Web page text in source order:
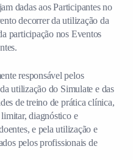
dadas aos Participantes no
decorrer da utilização da
participação nos Eventos
responsável pelos
utilização do Simulate e das
de treino de prática clínica,
diagnóstico e
e pela utilização e
pelos profissionais de